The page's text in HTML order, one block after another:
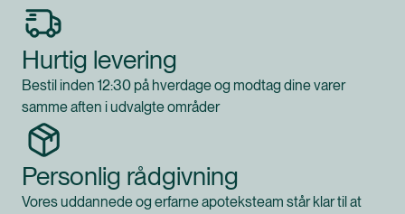
Hurtig levering
Bestil inden 12:30 på hverdage og modtag dine varer
samme aften i udvalgte områder
Personlig rådgivning
Vores uddannede og erfarne apoteksteam står klar til at